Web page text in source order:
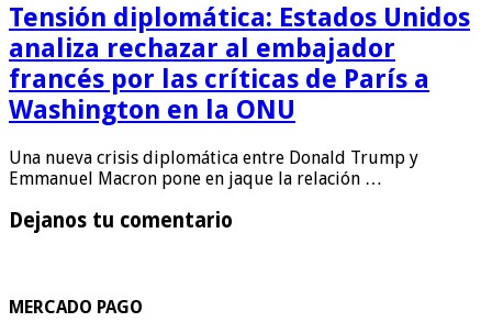
Tensión diplomática: Estados Unidos
analiza rechazar al embajador
francés por las críticas de París a
Washington en la ONU
Una nueva crisis diplomática entre Donald Trump y
Emmanuel Macron pone en jaque la relación …
Dejanos tu comentario
MERCADO PAGO